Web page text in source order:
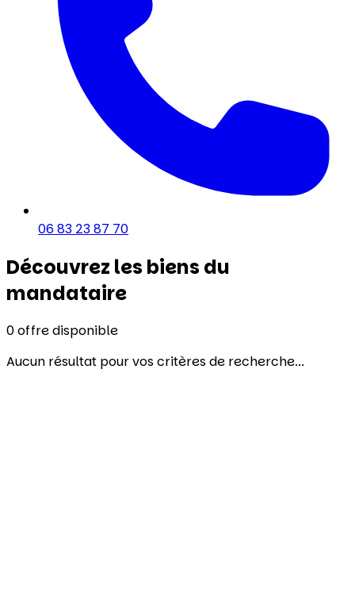
06 83 23 87 70
Découvrez les biens du
mandataire
0offre disponible
Aucun résultat pour vos critères de recherche...